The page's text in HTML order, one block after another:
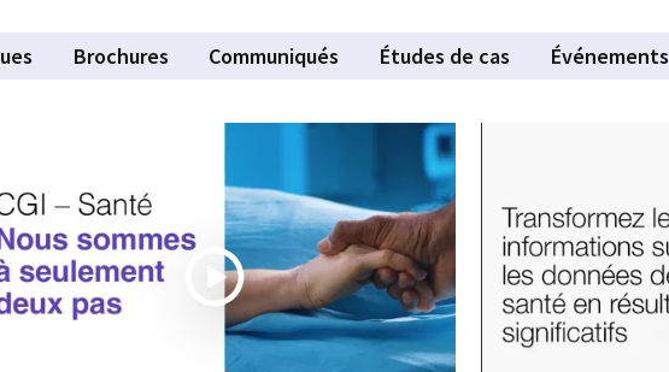
Brochures Communiqués Études de cas Événements